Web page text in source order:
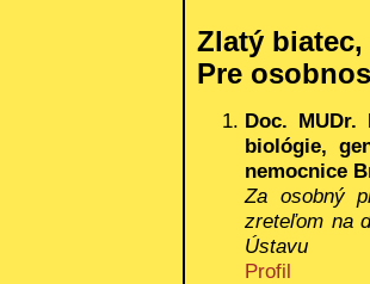
Zlatý biatec,
Pre
Doc. MUDr.
biológie,
nemocnice
Za osobný
zreteľom na
Ústavu
Profil